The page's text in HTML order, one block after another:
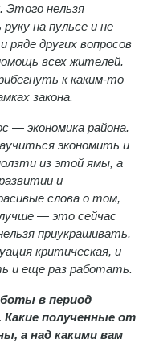
Этого нельзя
на пульсе и не
других вопросов
всех жителей.
к каким-то
закона.
— экономика района.
экономить и
из этой ямы, а
и
слова о том,
— это сейчас
приукрашивать.
критическая, и
и еще раз работать.
в период
полученные от
а над какими вам